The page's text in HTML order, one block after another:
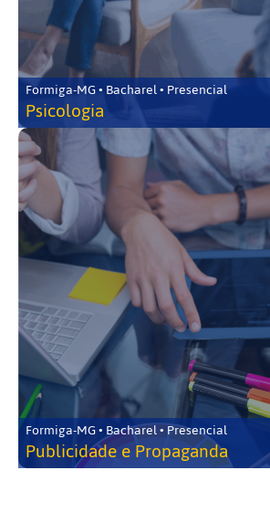
Formiga-MG • Bacharel • Presencial
Psicologia
Formiga-MG • Bacharel • Presencial
Publicidade e Propaganda